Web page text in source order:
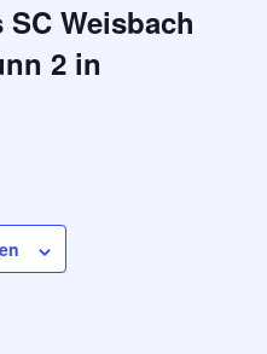
Weisbach
2 in